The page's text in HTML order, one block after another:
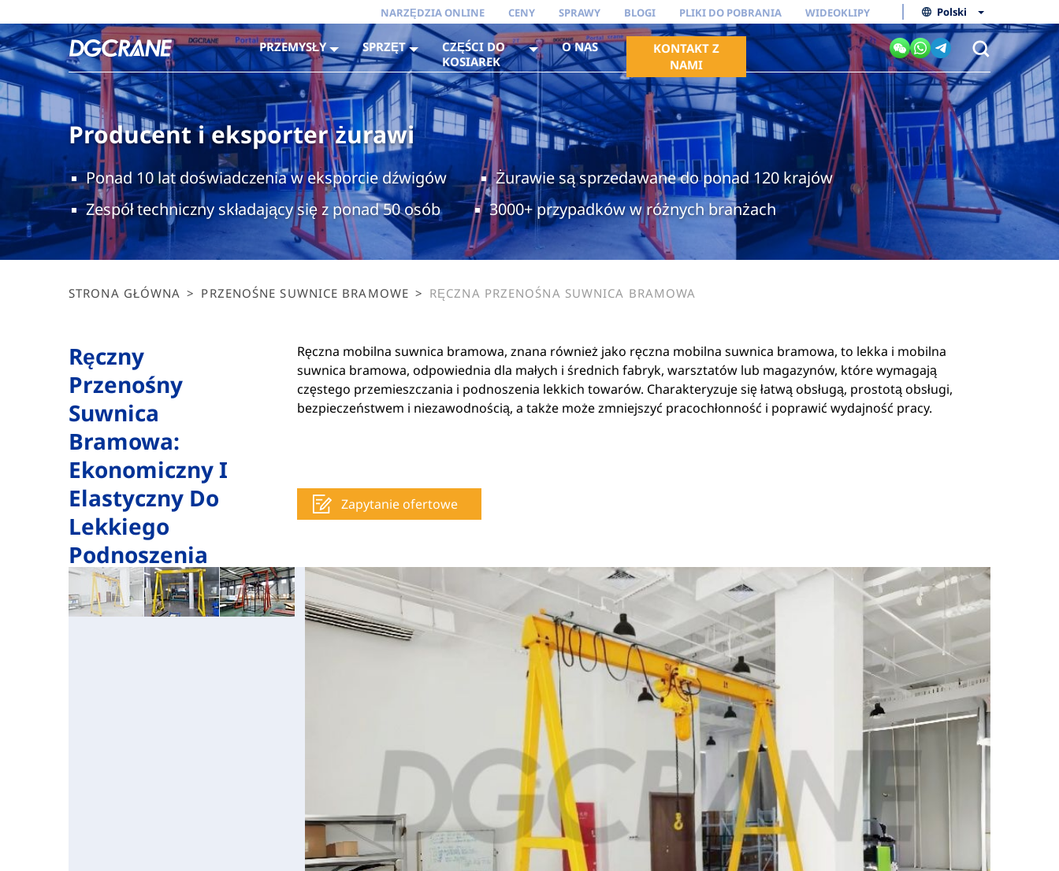
Polski
NARZĘDZIA ONLINE CENY SPRAWY BLOGI PLIKI DO POBRANIA WIDEOKLIPY
PRZEMYSŁY SPRZĘT
CZĘŚCI DO
KOSIAREK
O NAS
KONTAKT Z
NAMI
Producent i eksporter żurawi
Ponad 10 lat doświadczenia w eksporcie dźwigów
Żurawie są sprzedawane do ponad 120 krajów
Zespół techniczny składający się z ponad 50 osób
3000+ przypadków w różnych branżach
STRONA GŁÓWNA > PRZENOŚNE SUWNICE BRAMOWE > RĘCZNA PRZENOŚNA SUWNICA BRAMOWA
Ręczny
Przenośny
Suwnica
Bramowa:
Ekonomiczny I
Elastyczny Do
Lekkiego
Podnoszenia
Ręczna mobilna suwnica bramowa, znana również jako ręczna mobilna suwnica bramowa, to lekka i mobilna
suwnica bramowa, odpowiednia dla małych i średnich fabryk, warsztatów lub magazynów, które wymagają
częstego przemieszczania i podnoszenia lekkich towarów. Charakteryzuje się łatwą obsługą, prostotą obsługi,
bezpieczeństwem i niezawodnością, a także może zmniejszyć pracochłonność i poprawić wydajność pracy.
Zapytanie ofertowe